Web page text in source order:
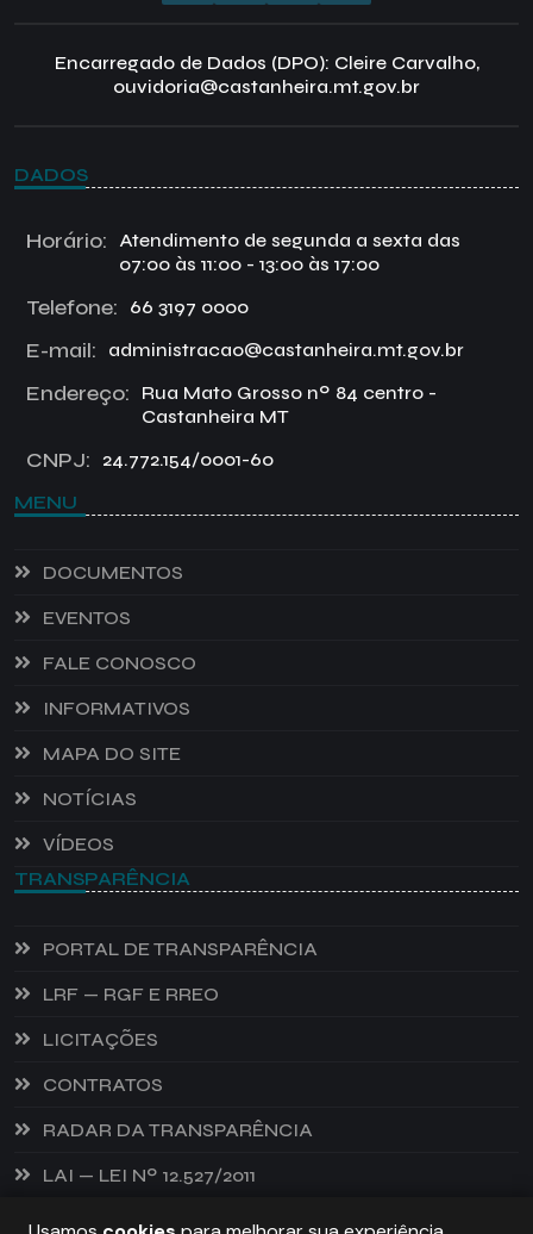
Encarregado de Dados (DPO): Cleire Carvalho,
ouvidoria@castanheira.mt.gov.br
DADOS
Horário:
Atendimento de segunda a sexta das
07:00 às 11:00 - 13:00 às 17:00
Telefone: 66 3197 0000
E-mail: administracao@castanheira.mt.gov.br
Endereço:
Rua Mato Grosso nº 84 centro -
Castanheira MT
CNPJ: 24.772.154/0001-60
MENU
DOCUMENTOS
EVENTOS
FALE CONOSCO
INFORMATIVOS
MAPA DO SITE
NOTÍCIAS
VÍDEOS
TRANSPARÊNCIA
PORTAL DE TRANSPARÊNCIA
LRF — RGF E RREO
LICITAÇÕES
CONTRATOS
RADAR DA TRANSPARÊNCIA
LAI — LEI Nº 12.527/2011